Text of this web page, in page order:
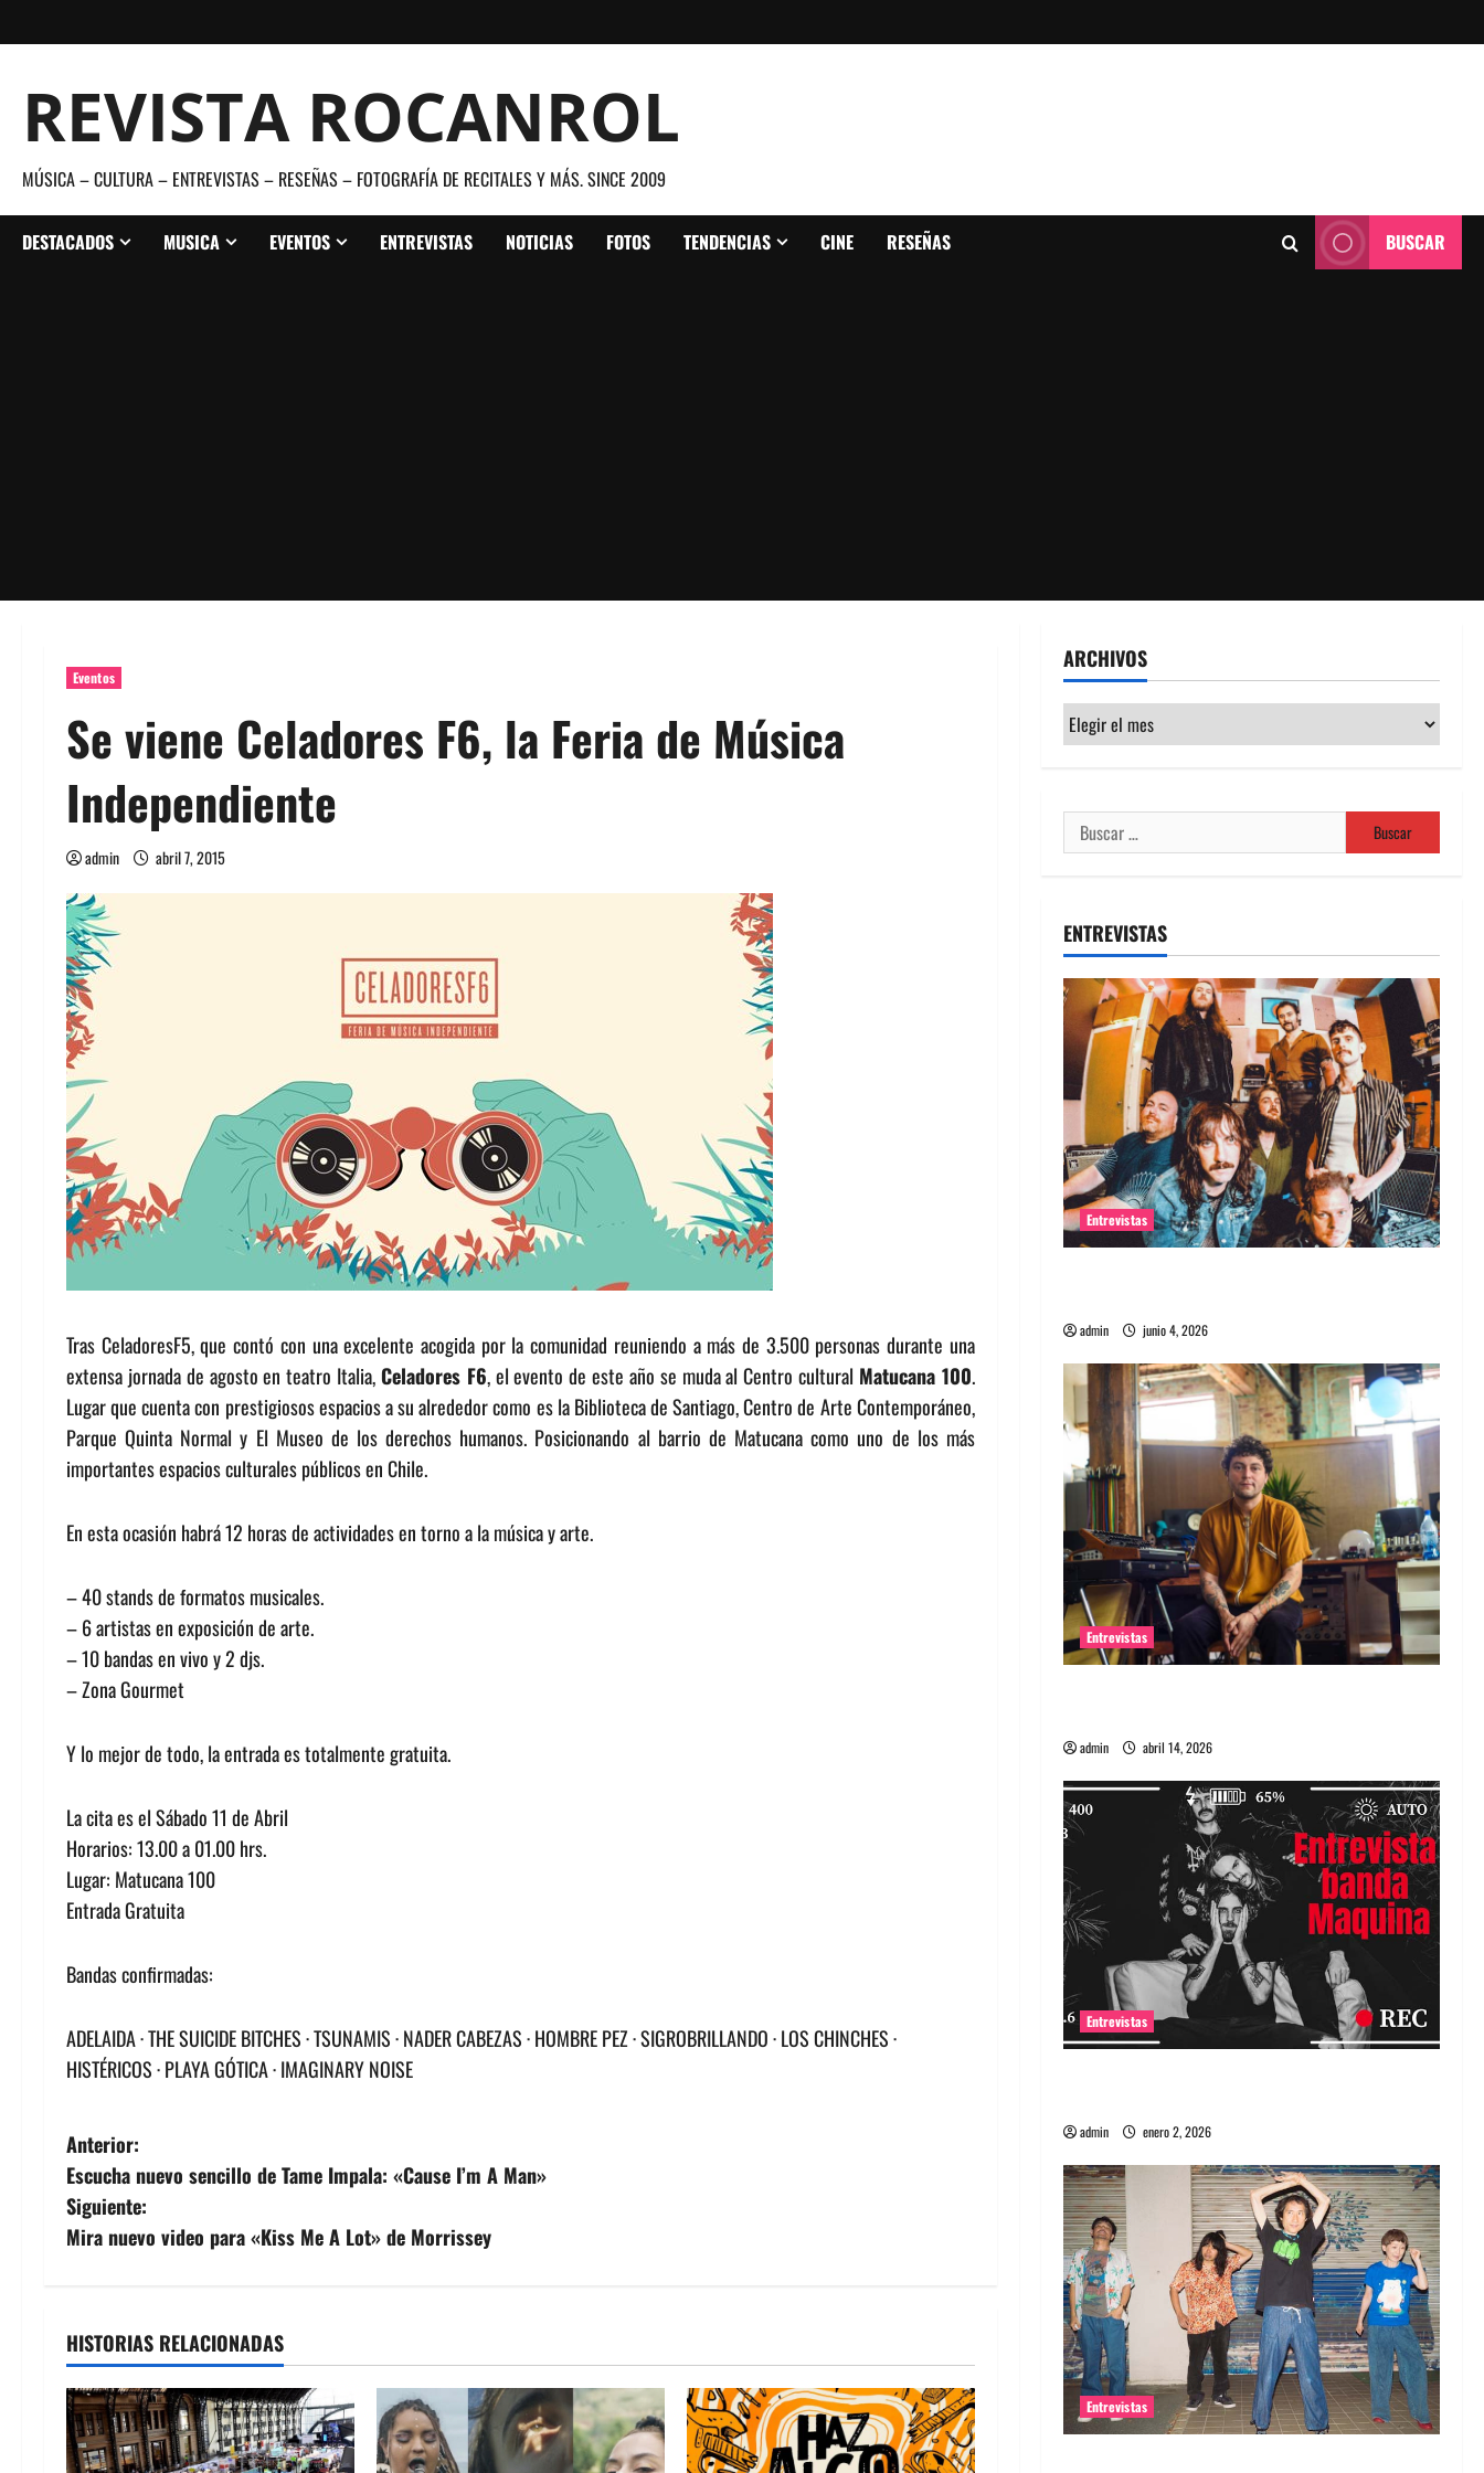
al
REVISTA ROCANROL
MÚSICA – CULTURA – ENTREVISTAS – RESEÑAS – FOTOGRAFÍA DE RECITALES Y MÁS. SINCE 2009
DESTACADOS MUSICA EVENTOS ENTREVISTAS NOTICIAS FOTOS TENDENCIAS CINE RESEÑAS BUSCAR
Eventos
Se viene Celadores F6, la Feria de Música
Independiente
admin abril 7, 2015
Tras CeladoresF5, que contó con una excelente acogida por la comunidad reuniendo a más de 3.500 personas durante una
extensa jornada de agosto en teatro Italia,Celadores F6, el evento de este año se muda al Centro cultural Matucana 100.
Lugar que cuenta con prestigiosos espacios a su alrededor como es la Biblioteca de Santiago, Centro de Arte Contemporáneo,
Parque Quinta Normal y El Museo de los derechos humanos. Posicionando al barrio de Matucana como uno de los más
importantes espacios culturales públicos en Chile.
En esta ocasión habrá 12 horas de actividades en torno a la música y arte.
– 40 stands de formatos musicales.
– 6 artistas en exposición de arte.
– 10 bandas en vivo y 2 djs.
– Zona Gourmet
Y lo mejor de todo, la entrada es totalmente gratuita.
La cita es el Sábado 11 de Abril
Horarios: 13.00 a 01.00 hrs.
Lugar: Matucana 100
Entrada Gratuita
Bandas confirmadas:
ADELAIDA · THE SUICIDE BITCHES · TSUNAMIS · NADER CABEZAS · HOMBRE PEZ · SIGROBRILLANDO · LOS CHINCHES ·
HISTÉRICOS · PLAYA GÓTICA · IMAGINARY NOISE
N
a
v
g
a
c
Anterior:
Escucha nuevo sencillo de Tame Impala: «Cause I’m A Man»
Siguiente:
Mira nuevo video para «Kiss Me A Lot» de Morrissey
HISTORIAS RELACIONADAS
ARCHIVOS
Archivos
Buscar:
ENTREVISTAS
Entrevistas
admin junio 4, 2026
Entrevistas
admin abril 14, 2026
Entrevistas
admin enero 2, 2026
Entrevistas